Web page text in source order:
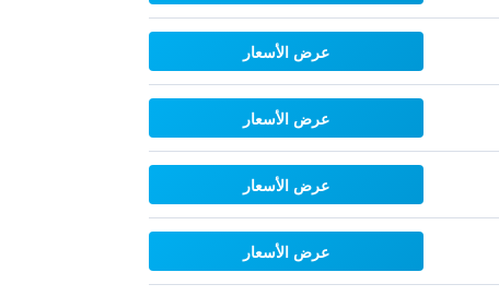
عرض الأسعار
عرض الأسعار
عرض الأسعار
عرض الأسعار